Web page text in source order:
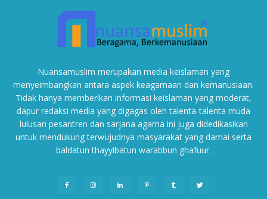
Nuansamuslim merupakan media keislaman yang
menyeimbangkan antara aspek keagamaan dan kemanusiaan.
Tidak hanya memberikan informasi keislaman yang moderat,
dapur redaksi media yang digagas oleh talenta-talenta muda
lulusan pesantren dan sarjana agama ini juga didedikasikan
untuk mendukung terwujudnya masyarakat yang damai serta
baldatun thayyibatun warabbun ghafuur.